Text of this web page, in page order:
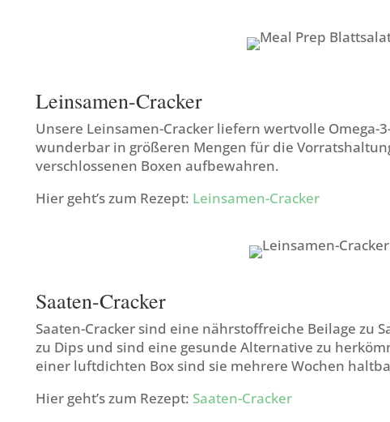
Leinsamen-Cracker
Unsere Leinsamen-Cracker liefern wertvolle Omega-
wunderbar in größeren Mengen für die
verschlossenen Boxen aufbewahren.
Hier geht’s zum Rezept: Leinsamen-Cracker
Saaten-Cracker
Saaten-Cracker sind eine nährstoffreiche Beilage zu
zu Dips und sind eine gesunde Alternative zu
einer luftdichten Box sind sie mehrere Wochen
Hier geht’s zum Rezept: Saaten-Cracker